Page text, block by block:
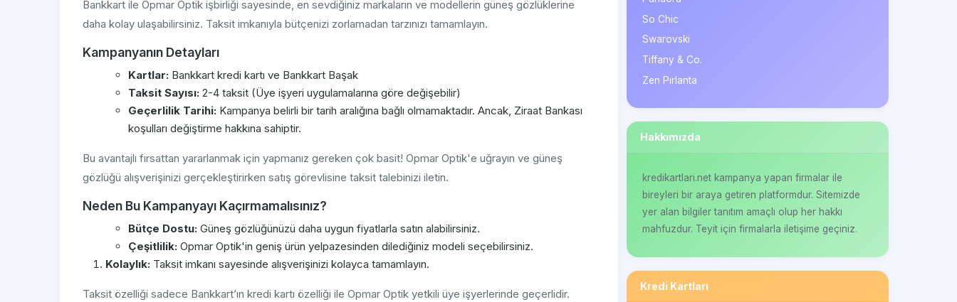
Bankkart ile Opmar Optik işbirliği sayesinde, en sevdiğiniz markaların ve modellerin güneş gözlüklerine
daha kolay ulaşabilirsiniz. Taksit imkanıyla bütçenizi zorlamadan tarzınızı tamamlayın.
Kampanyanın Detayları
Kartlar: Bankkart kredi kartı ve Bankkart Başak
Taksit Sayısı: 2-4 taksit (Üye işyeri uygulamalarına göre değişebilir)
Geçerlilik Tarihi: Kampanya belirli bir tarih aralığına bağlı olmamaktadır. Ancak, Ziraat Bankası
koşulları değiştirme hakkına sahiptir.
Bu avantajlı fırsattan yararlanmak için yapmanız gereken çok basit! Opmar Optik'e uğrayın ve güneş
gözlüğü alışverişinizi gerçekleştirirken satış görevlisine taksit talebinizi iletin.
Neden Bu Kampanyayı Kaçırmamalısınız?
Bütçe Dostu: Güneş gözlüğünüzü daha uygun fiyatlarla satın alabilirsiniz.
Çeşitlilik: Opmar Optik'in geniş ürün yelpazesinden dilediğiniz modeli seçebilirsiniz.
Kolaylık: Taksit imkanı sayesinde alışverişinizi kolayca tamamlayın.
Taksit özelliği sadece Bankkart’ın kredi kartı özelliği ile Opmar Optik yetkili üye işyerlerinde geçerlidir.
So Chic
Swarovski
Tiffany & Co.
Zen Pırlanta
Hakkımızda
kredikartlari.net kampanya yapan firmalar ile
bireyleri bir araya getiren platformdur. Sitemizde
yer alan bilgiler tanıtım amaçlı olup her hakkı
mahfuzdur. Teyit için firmalarla iletişime geçiniz.
Kredi Kartları